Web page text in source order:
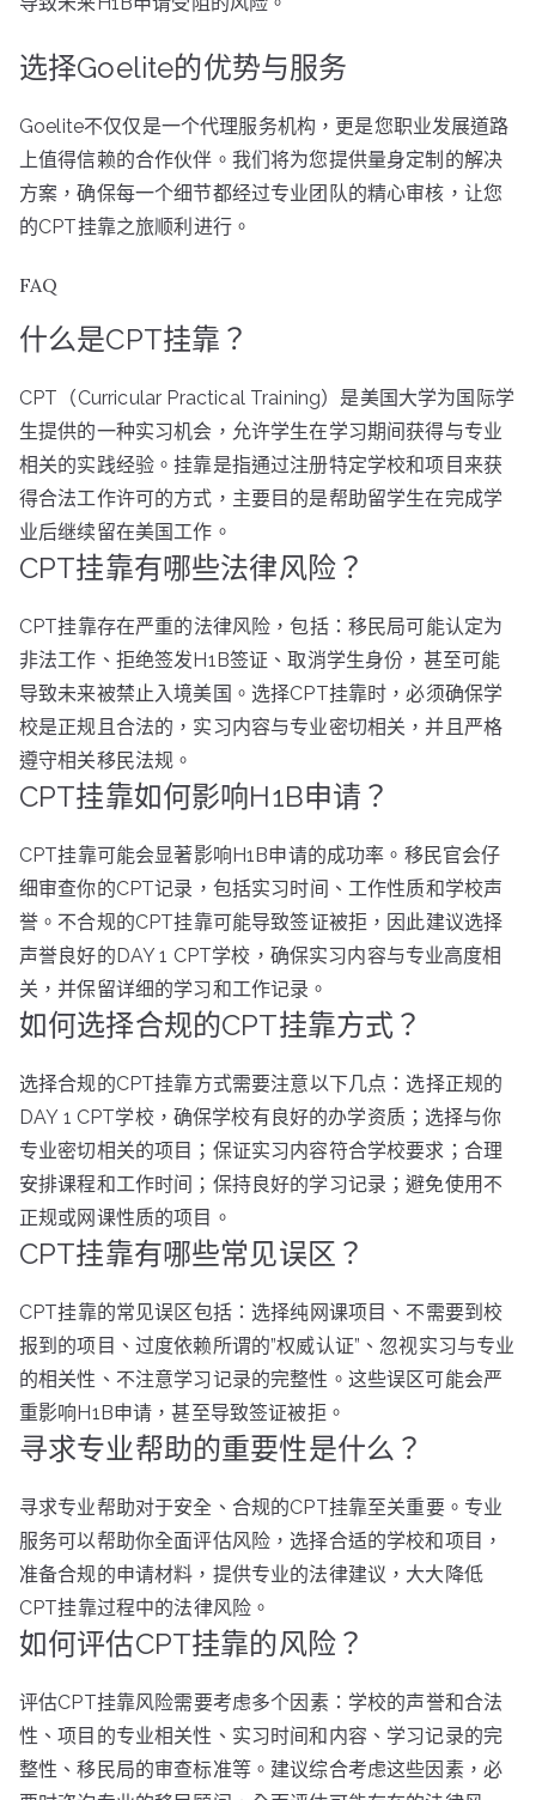
选择Goelite的优势与服务
Goelite不仅仅是一个代理服务机构，更是您职业发展道路
上值得信赖的合作伙伴。我们将为您提供量身定制的解决
方案，确保每一个细节都经过专业团队的精心审核，让您
的CPT挂靠之旅顺利进行。
FAQ
什么是CPT挂靠？
CPT（Curricular Practical Training）是美国大学为国际学
生提供的一种实习机会，允许学生在学习期间获得与专业
相关的实践经验。挂靠是指通过注册特定学校和项目来获
得合法工作许可的方式，主要目的是帮助留学生在完成学
业后继续留在美国工作。
CPT挂靠有哪些法律风险？
CPT挂靠存在严重的法律风险，包括：移民局可能认定为
非法工作、拒绝签发H1B签证、取消学生身份，甚至可能
导致未来被禁止入境美国。选择CPT挂靠时，必须确保学
校是正规且合法的，实习内容与专业密切相关，并且严格
遵守相关移民法规。
CPT挂靠如何影响H1B申请？
CPT挂靠可能会显著影响H1B申请的成功率。移民官会仔
细审查你的CPT记录，包括实习时间、工作性质和学校声
誉。不合规的CPT挂靠可能导致签证被拒，因此建议选择
声誉良好的DAY 1 CPT学校，确保实习内容与专业高度相
关，并保留详细的学习和工作记录。
如何选择合规的CPT挂靠方式？
选择合规的CPT挂靠方式需要注意以下几点：选择正规的
DAY 1 CPT学校，确保学校有良好的办学资质；选择与你
专业密切相关的项目；保证实习内容符合学校要求；合理
安排课程和工作时间；保持良好的学习记录；避免使用不
正规或网课性质的项目。
CPT挂靠有哪些常见误区？
CPT挂靠的常见误区包括：选择纯网课项目、不需要到校
报到的项目、过度依赖所谓的”权威认证”、忽视实习与专业
的相关性、不注意学习记录的完整性。这些误区可能会严
重影响H1B申请，甚至导致签证被拒。
寻求专业帮助的重要性是什么？
寻求专业帮助对于安全、合规的CPT挂靠至关重要。专业
服务可以帮助你全面评估风险，选择合适的学校和项目，
准备合规的申请材料，提供专业的法律建议，大大降低
CPT挂靠过程中的法律风险。
如何评估CPT挂靠的风险？
评估CPT挂靠风险需要考虑多个因素：学校的声誉和合法
性、项目的专业相关性、实习时间和内容、学习记录的完
整性、移民局的审查标准等。建议综合考虑这些因素，必